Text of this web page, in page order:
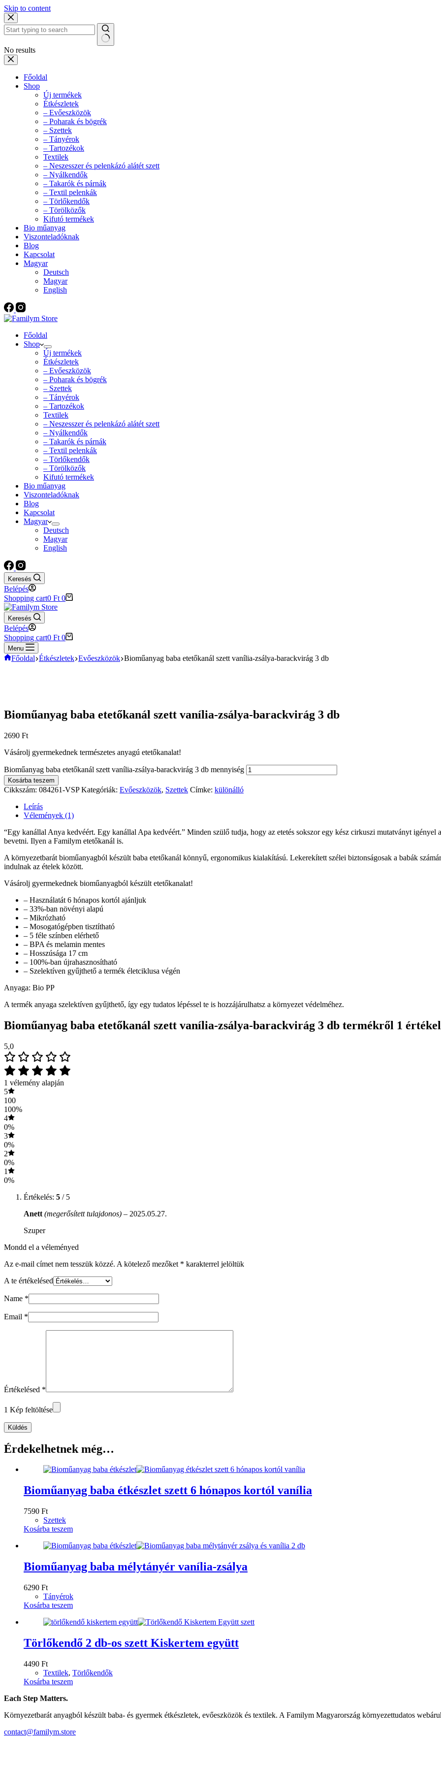
Skip to content
No results
Főoldal
Shop
Új termékek
Étkészletek
– Evőeszközök
– Poharak és bögrék
– Szettek
– Tányérok
– Tartozékok
Textilek
– Neszesszer és pelenkázó alátét szett
– Nyálkendők
– Takarók és párnák
– Textil pelenkák
– Törlőkendők
– Törölközők
Kifutó termékek
Bio műanyag
Viszonteladóknak
Blog
Kapcsolat
Magyar
Deutsch
Magyar
English
Főoldal
Shop
Új termékek
Étkészletek
– Evőeszközök
– Poharak és bögrék
– Szettek
– Tányérok
– Tartozékok
Textilek
– Neszesszer és pelenkázó alátét szett
– Nyálkendők
– Takarók és párnák
– Textil pelenkák
– Törlőkendők
– Törölközők
Kifutó termékek
Bio műanyag
Viszonteladóknak
Blog
Kapcsolat
Magyar
Deutsch
Magyar
English
Keresés
Belépés
Shopping cart0 Ft 0
Keresés
Belépés
Shopping cart0 Ft 0
Menu
Főoldal Étkészletek Evőeszközök Bioműanyag baba etetőkanál szett vanília-zsálya-barackvirág 3 db
Bioműanyag baba etetőkanál szett vanília-zsálya-barackvirág 3 db
2690 Ft
Vásárolj gyermekednek természetes anyagú etetőkanalat!
Bioműanyag baba etetőkanál szett vanília-zsálya-barackvirág 3 db mennyiség
Kosárba teszem
Cikkszám: 084261-VSP Kategóriák: Evőeszközök, Szettek Címke: különálló
Leírás
Vélemények (1)
“Egy kanállal Anya kedvéért. Egy kanállal Apa kedvéért.” Minden szülő tudja, hogy az etetés sokszor egy kész cirkuszi mutatványt
bevetni. Ilyen a Familym etetőkanál is.
A környezetbarát bioműanyagból készült baba etetőkanál könnyű, ergonomikus kialakítású. Lekerekített szélei biztonságosak a babák
indulnak az ételek között.
Vásárolj gyermekednek bioműanyagból készült etetőkanalat!
– Használatát 6 hónapos kortól ajánljuk
– 33%-ban növényi alapú
– Mikrózható
– Mosogatógépben tisztítható
– 5 féle színben elérhető
– BPA és melamin mentes
– Hosszúsága 17 cm
– 100%-ban újrahasznosítható
– Szelektíven gyűjthető a termék életciklusa végén
Anyaga: Bio PP
A termék anyaga szelektíven gyűjthető, így egy tudatos lépéssel te is hozzájárulhatsz a környezet védelméhez.
Bioműanyag baba etetőkanál szett vanília-zsálya-barackvirág 3 db termékről 1
5,0
1 vélemény alapján
5
100
100%
4
0%
3
0%
2
0%
1
0%
Értékelés: 5 / 5
Anett (megerősített tulajdonos) – 2025.05.27.
Szuper
Mondd el a véleményed
Az e-mail címet nem tesszük közzé. A kötelező mezőket * karakterrel jelöltük
A te értékelésed
Name *
Email *
Értékelésed *
1 Kép feltöltése
Küldés
Érdekelhetnek még…
Bioműanyag baba étkészlet szett 6 hónapos kortól vanília
7590 Ft
Szettek
Kosárba teszem
Bioműanyag baba mélytányér vanília-zsálya
6290 Ft
Tányérok
Kosárba teszem
Törlőkendő 2 db-os szett Kiskertem együtt
4490 Ft
Textilek, Törlőkendők
Kosárba teszem
Each Step Matters.
Környezetbarát anyagból készült baba- és gyermek étkészletek, evőeszközök és textilek. A Familym Magyarország környezettudatos
contact@familym.store